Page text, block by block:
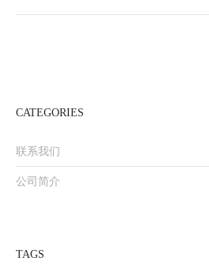
CATEGORIES
联系我们
公司简介
TAGS